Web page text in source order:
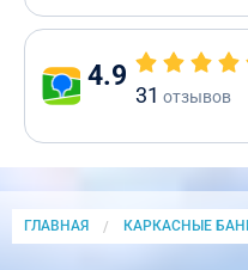
4.9
31 отзывов
ГЛАВНАЯ КАРКАСНЫЕ